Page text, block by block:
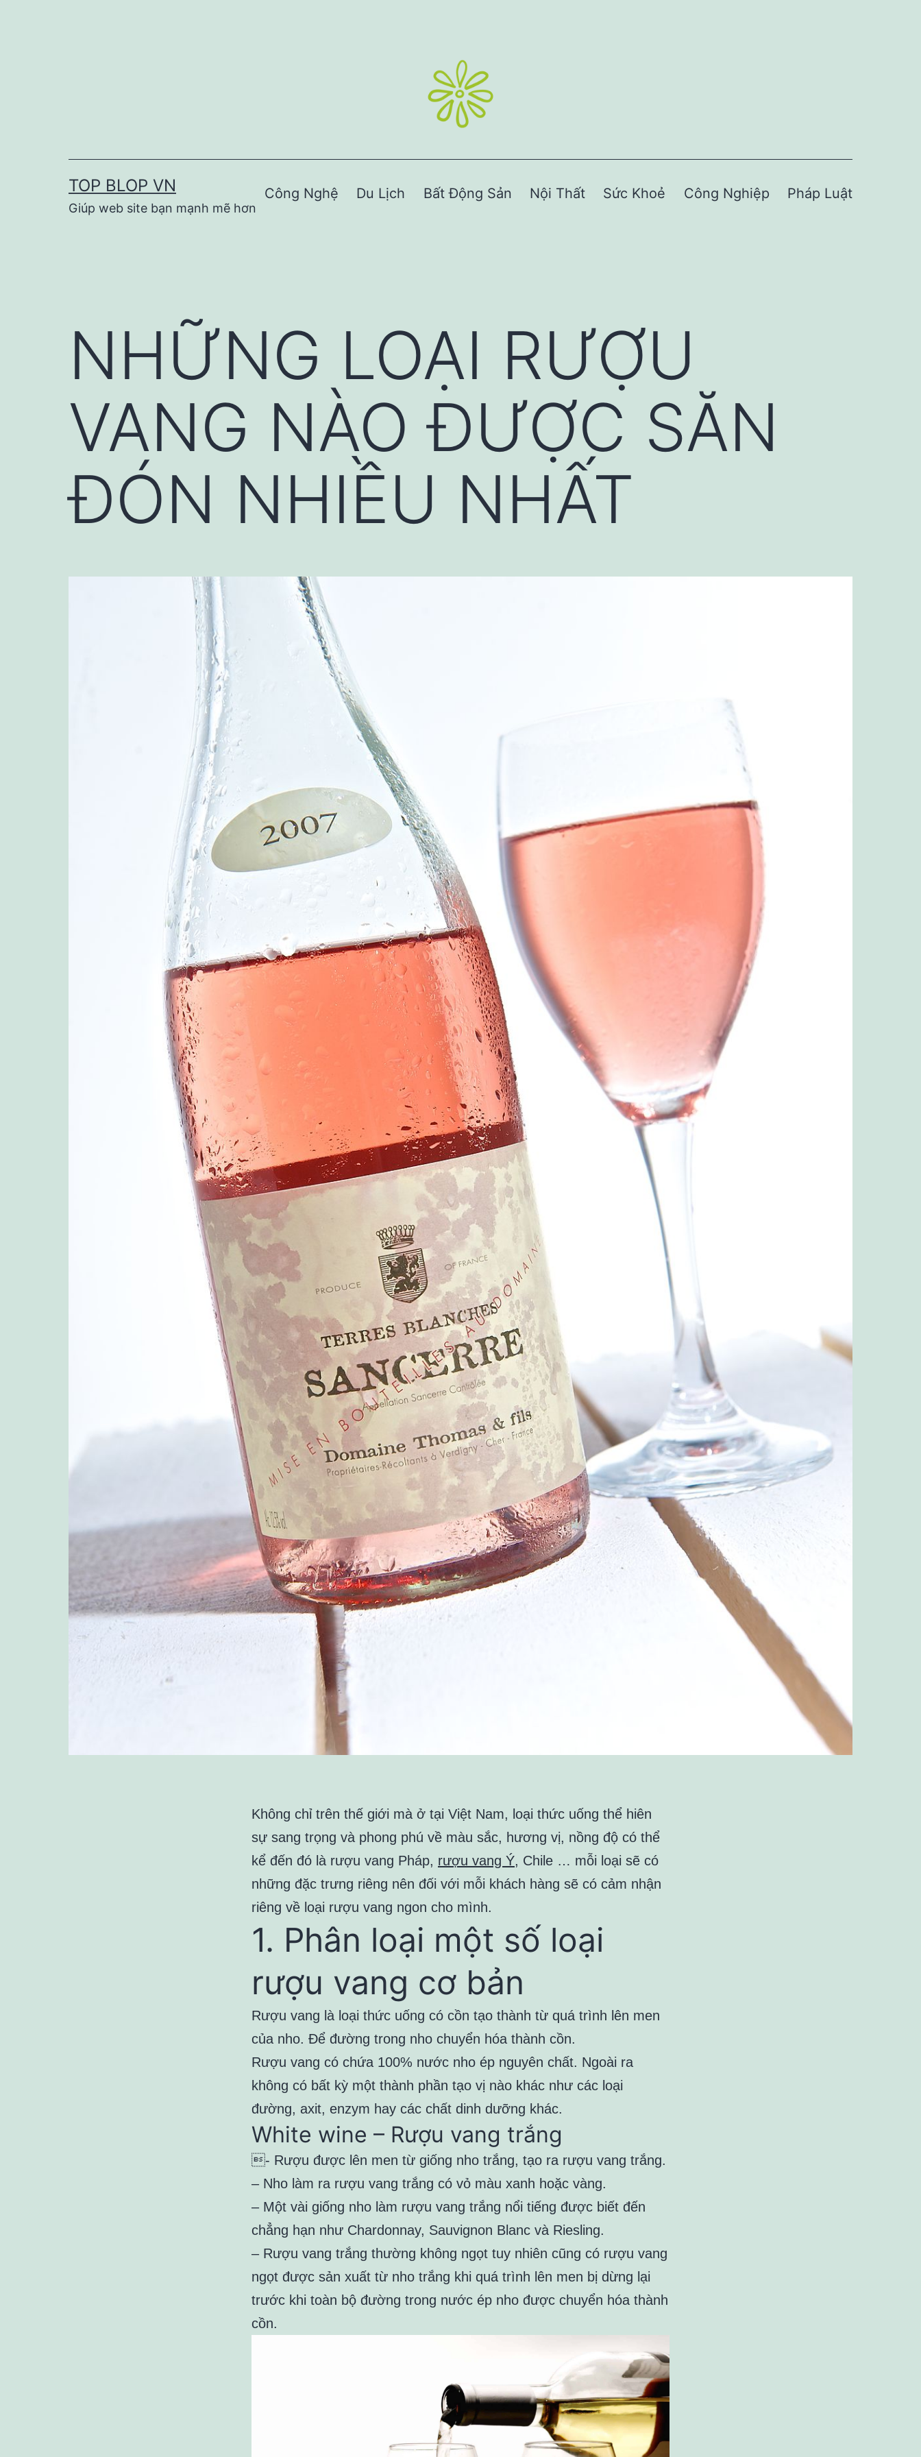
TOP BLOP VN
Giúp web site bạn mạnh mẽ hơn
Công Nghệ Du Lịch Bất Động Sản Nội Thất Sức Khoẻ Công Nghiệp Pháp Luật
NHỮNG LOẠI RƯỢU
VANG NÀO ĐƯỢC SĂN
ĐÓN NHIỀU NHẤT
Không chỉ trên thế giới mà ở tại Việt Nam, loại thức uống thể hiên
sự sang trọng và phong phú về màu sắc, hương vị, nồng độ có thể
kể đến đó là rượu vang Pháp, rượu vang Ý, Chile … mỗi loại sẽ có
những đặc trưng riêng nên đối với mỗi khách hàng sẽ có cảm nhận
riêng về loại rượu vang ngon cho mình.
1. Phân loại một số loại
rượu vang cơ bản
Rượu vang là loại thức uống có cồn tạo thành từ quá trình lên men
của nho. Để đường trong nho chuyển hóa thành cồn.
Rượu vang có chứa 100% nước nho ép nguyên chất. Ngoài ra
không có bất kỳ một thành phần tạo vị nào khác như các loại
đường, axit, enzym hay các chất dinh dưỡng khác.
White wine – Rượu vang trắng
- Rượu được lên men từ giống nho trắng, tạo ra rượu vang trắng.
– Nho làm ra rượu vang trắng có vỏ màu xanh hoặc vàng.
– Một vài giống nho làm rượu vang trắng nổi tiếng được biết đến
chẳng hạn như Chardonnay, Sauvignon Blanc và Riesling.
– Rượu vang trắng thường không ngọt tuy nhiên cũng có rượu vang
ngọt được sản xuất từ nho trắng khi quá trình lên men bị dừng lại
trước khi toàn bộ đường trong nước ép nho được chuyển hóa thành
cồn.